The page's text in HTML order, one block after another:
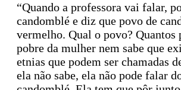
“Quando a professora vai falar,
candomblé e diz que povo de
vermelho. Qual o povo? Quantos
pobre da mulher nem sabe que
etnias que podem ser chamadas
ela não sabe, ela não pode falar